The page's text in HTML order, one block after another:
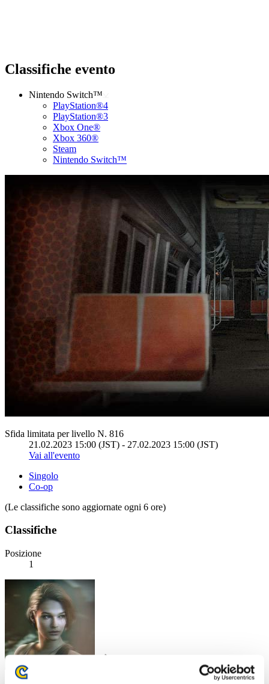
Classifiche evento
Nintendo Switch™
PlayStation®4
PlayStation®3
Xbox One®
Xbox 360®
Steam
Nintendo Switch™
Sfida limitata per livello N. 816
21.02.2023 15:00 (JST) - 27.02.2023 15:00 (JST)
Vai all'evento
Singolo
Co-op
(Le classifiche sono aggiornate ogni 6 ore)
Classifiche
Posizione
1